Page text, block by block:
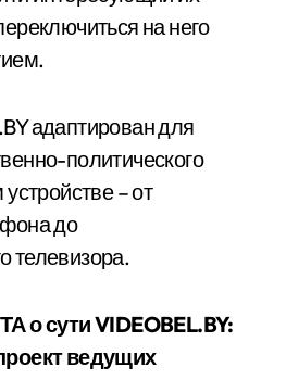
на него
адаптирован для
политического
– от
до
телевизора.
о сути VIDEOBEL.BY:
ведущих